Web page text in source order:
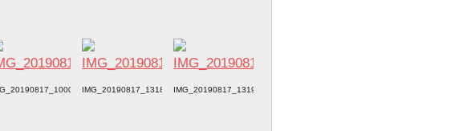
IMG_20190817_131848.jpgIMG_20190817_131945.jpg